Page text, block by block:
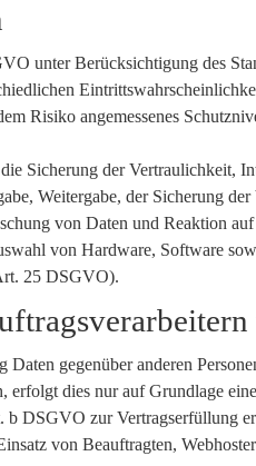
unter Berücksichtigung des
Risiko angemessenes
Sicherung der Vertraulichkeit,
Weitergabe, der Sicherung
von Daten und Reaktion
von Hardware, Software
25 DSGVO).
Daten gegenüber anderen
erfolgt dies nur auf Grundlage
b DSGVO zur Vertragserfüllung
von Beauftragten,